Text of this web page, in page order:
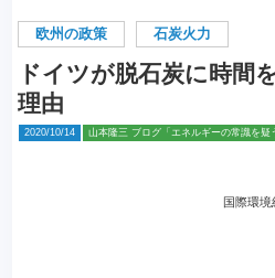
欧州の政策 石炭火力
ドイツが脱石炭に時間
理由
2020/10/14 山本隆三 ブログ「エネルギーの常識を疑
国際環